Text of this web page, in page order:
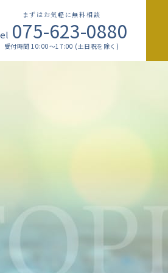
まずはお気軽に無料相談
075-623-0880
受付時間 10:00～17:00 (土日祝を除く)